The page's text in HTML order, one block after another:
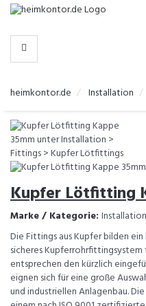
-
KATEGORIEN
heimkontor.de Installation
Kupfer Lötfitting
Marke / Kategorie:
Die Fittings aus Kupfer bilden
sicheres
entsprechen den kürzlich
eignen sich für eine große
und industriellen Anlagenbau.